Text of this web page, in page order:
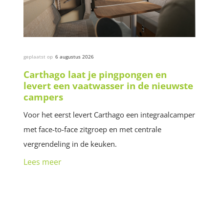
geplaatst op 6 augustus 2026
Carthago laat je pingpongen en
levert een vaatwasser in de nieuwste
campers
Voor het eerst levert Carthago een integraalcamper
met face-to-face zitgroep en met centrale
vergrendeling in de keuken.
Lees meer